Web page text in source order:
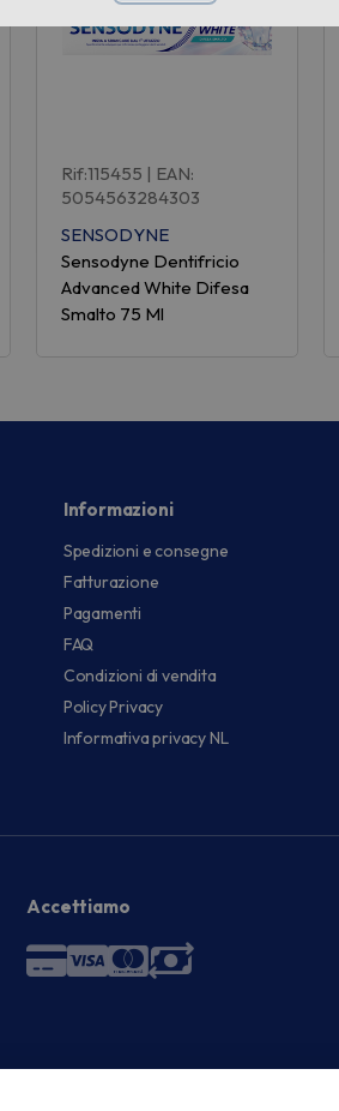
Rif:115455 | EAN:
5054563284303
SENSODYNE
Sensodyne Dentifricio
Advanced White Difesa
Smalto 75 Ml
Informazioni
Spedizioni e consegne
Fatturazione
Pagamenti
FAQ
Condizioni di vendita
Policy Privacy
Informativa privacy NL
Accettiamo